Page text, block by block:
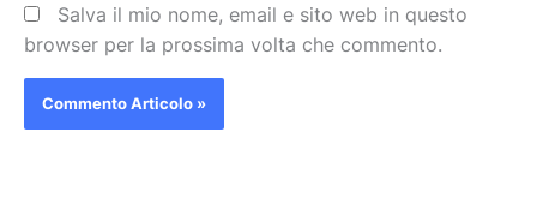
Salva il mio nome, email e sito web in questo
browser per la prossima volta che commento.